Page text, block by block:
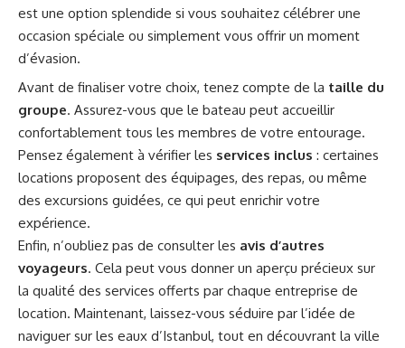
est une option splendide si vous souhaitez célébrer une
occasion spéciale ou simplement vous offrir un moment
d’évasion.
Avant de finaliser votre choix, tenez compte de la taille du
groupe. Assurez-vous que le bateau peut accueillir
confortablement tous les membres de votre entourage.
Pensez également à vérifier les services inclus : certaines
locations proposent des équipages, des repas, ou même
des excursions guidées, ce qui peut enrichir votre
expérience.
Enfin, n’oubliez pas de consulter les avis d’autres
voyageurs. Cela peut vous donner un aperçu précieux sur
la qualité des services offerts par chaque entreprise de
location. Maintenant, laissez-vous séduire par l’idée de
naviguer sur les eaux d’Istanbul, tout en découvrant la ville